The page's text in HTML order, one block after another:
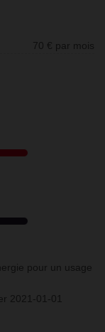
70 € par mois
pour un usage
2021-01-01